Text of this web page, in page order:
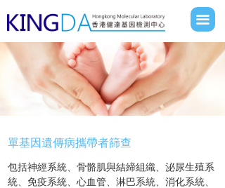
끀
網站首頁
關於我們
服務項目
學術課堂
新聞動態
聯絡我們
單基因遺傳病攜帶者篩查
包括神經系統、骨骼肌與結締組織、泌尿生殖系
統、免疫系統、心血管、淋巴系統、消化系統、